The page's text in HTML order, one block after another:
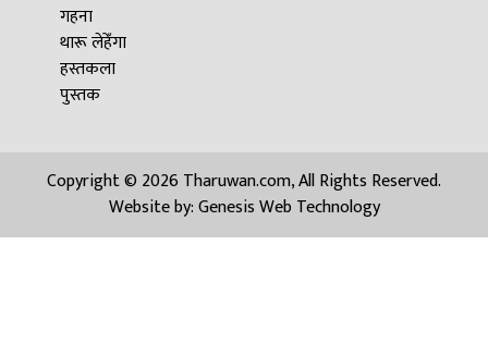
गहना
थारू लेहेँगा
हस्तकला
पुस्तक
Copyright © 2026 Tharuwan.com, All Rights Reserved.
Website by:Genesis Web Technology